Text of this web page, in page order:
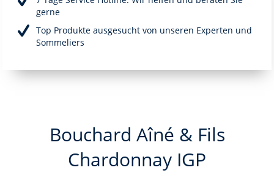
gerne
Top Produkte ausgesucht von unseren Experten und
Sommeliers
Bouchard Aîné & Fils
Chardonnay IGP